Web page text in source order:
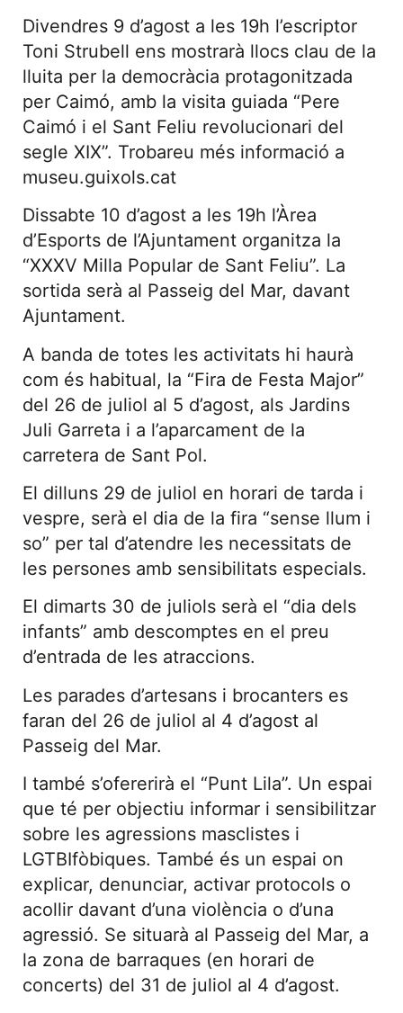
Divendres 9 d’agost a les 19h l’escriptor
Toni Strubell ens mostrarà llocs clau de la
lluita per la democràcia protagonitzada
per Caimó, amb la visita guiada “Pere
Caimó i el Sant Feliu revolucionari del
segle XIX”. Trobareu més informació a
museu.guixols.cat
Dissabte 10 d’agost a les 19h l’Àrea
d’Esports de l’Ajuntament organitza la
“XXXV Milla Popular de Sant Feliu”. La
sortida serà al Passeig del Mar, davant
Ajuntament.
A banda de totes les activitats hi haurà
com és habitual, la “Fira de Festa Major”
del 26 de juliol al 5 d’agost, als Jardins
Juli Garreta i a l’aparcament de la
carretera de Sant Pol.
El dilluns 29 de juliol en horari de tarda i
vespre, serà el dia de la fira “sense llum i
so” per tal d’atendre les necessitats de
les persones amb sensibilitats especials.
El dimarts 30 de juliols serà el “dia dels
infants” amb descomptes en el preu
d’entrada de les atraccions.
Les parades d’artesans i brocanters es
faran del 26 de juliol al 4 d’agost al
Passeig del Mar.
I també s’ofererirà el “Punt Lila”. Un espai
que té per objectiu informar i sensibilitzar
sobre les agressions masclistes i
LGTBIfòbiques. També és un espai on
explicar, denunciar, activar protocols o
acollir davant d’una violència o d’una
agressió. Se situarà al Passeig del Mar, a
la zona de barraques (en horari de
concerts) del 31 de juliol al 4 d’agost.